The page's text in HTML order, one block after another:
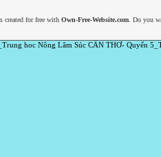
hoc Nông Lâm Súc CẦN THƠ- Quyển
created for free with Own-Free-Website.com. Do you